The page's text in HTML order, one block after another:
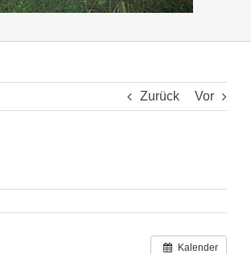
Zurück Vor
Kalender